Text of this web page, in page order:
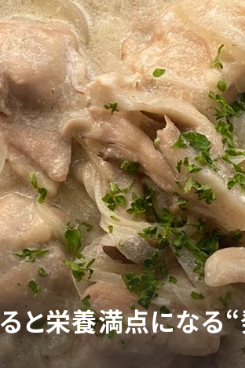
ると栄養満点になる